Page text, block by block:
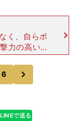
く、自らボ
力の高いD
ングよく打
撃が動き出
6
LINEで送る